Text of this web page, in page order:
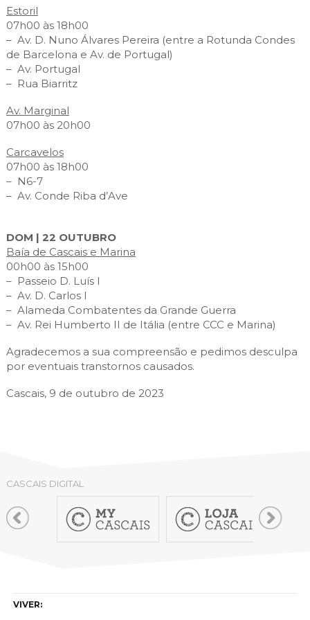
Estoril
07h00 às 18h00
– Av. D. Nuno Álvares Pereira (entre a Rotunda Condes
de Barcelona e Av. de Portugal)
– Av. Portugal
– Rua Biarritz
Av. Marginal
07h00 às 20h00
Carcavelos
07h00 às 18h00
– N6-7
– Av. Conde Riba d’Ave
DOM | 22 OUTUBRO
Baía de Cascais e Marina
00h00 às 15h00
– Passeio D. Luís I
– Av. D. Carlos I
– Alameda Combatentes da Grande Guerra
– Av. Rei Humberto II de Itália (entre CCC e Marina)
Agradecemos a sua compreensão e pedimos desculpa
por eventuais transtornos causados.
Cascais, 9 de outubro de 2023
CASCAIS DIGITAL
VIVER: